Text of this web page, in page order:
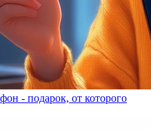
- подарок, от которого